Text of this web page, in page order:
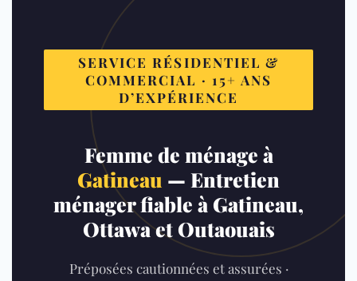
SERVICE RÉSIDENTIEL &
COMMERCIAL · 15+ ANS
D’EXPÉRIENCE
Femme de ménage à
Gatineau — Entretien
ménager fiable à Gatineau,
Ottawa et Outaouais
Préposées cautionnées et assurées ·